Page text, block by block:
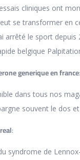
cliniques ont
se transformer en
arrêté le sport
belgique
generique en france:
dans tous nos
souvent le dos
:
syndrome de